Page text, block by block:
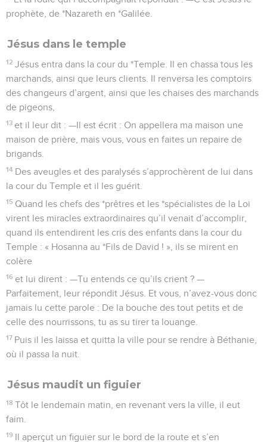
prophète, de *Nazareth en *Galilée.
Jésus dans le temple
12 Jésus entra dans la cour du *Temple. Il en chassa tous les
marchands, ainsi que leurs clients. Il renversa les comptoirs
des changeurs d’argent, ainsi que les chaises des marchands
de pigeons,
13 et il leur dit : —Il est écrit : On appellera ma maison une
maison de prière, mais vous, vous en faites un repaire de
brigands.
14 Des aveugles et des paralysés s’approchèrent de lui dans
la cour du Temple et il les guérit.
15 Quand les chefs des *prêtres et les *spécialistes de la Loi
virent les miracles extraordinaires qu’il venait d’accomplir,
quand ils entendirent les cris des enfants dans la cour du
Temple : « Hosanna au *Fils de David ! », ils se mirent en
colère
16 et lui dirent : —Tu entends ce qu’ils crient ? —
Parfaitement, leur répondit Jésus. Et vous, n’avez-vous donc
jamais lu cette parole : De la bouche des tout petits et de
celle des nourrissons, tu as su tirer ta louange.
17 Puis il les laissa et quitta la ville pour se rendre à Béthanie,
où il passa la nuit.
Jésus maudit un figuier
18 Tôt le lendemain matin, en revenant vers la ville, il eut
faim.
19 Il aperçut un figuier sur le bord de la route et s’en